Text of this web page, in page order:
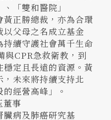
「雙和醫院」
正勝總裁，亦為合環
父母之名成立基金
續守護社會萬千生命
與CPR急救衛教，到
定且長遠的資源。黃
未來將持續支持北
經營高峰」。
董事
病及肺癌研究基